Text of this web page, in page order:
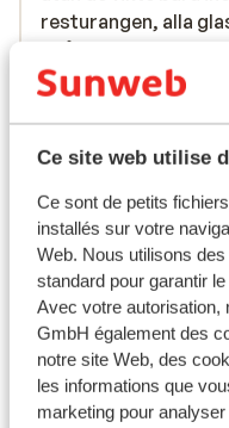
Ce site web utilise
Ce sont de petits
installés sur votre
Web. Nous utilisons
standard pour garantir
Avec votre autorisation,
GmbH également des
notre site Web, des
les informations que
marketing pour
resturangen, alla
Servicen var helt ok
resturangen, alla
Traduire en français
Familles
Voir
Emplacement